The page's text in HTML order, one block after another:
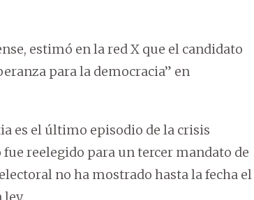
estimó en la red X que el candidato
para la democracia” en
es el último episodio de la crisis
reelegido para un tercer mandato de
no ha mostrado hasta la fecha el